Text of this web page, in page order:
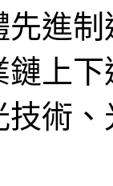
進
上
術